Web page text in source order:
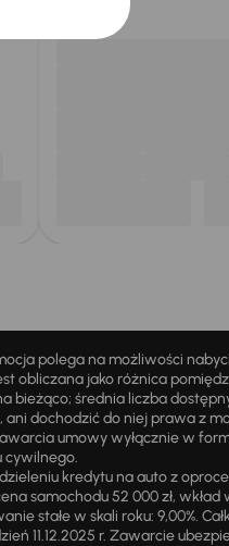
polega na możliwości
obliczana jako różnica
bieżąco; średnia liczba
dochodzić do niej prawa z
umowy wyłącznie w
cywilnego.
kredytu na auto z
samochodu 52 000 zł, wkład
stałe w skali roku: 9,00%.
11.12.2025 r. Zawarcie